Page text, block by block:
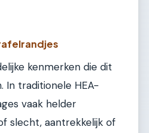
kenmerken die dit
In traditionele HEA-
vaak helder
slecht, aantrekkelijk of